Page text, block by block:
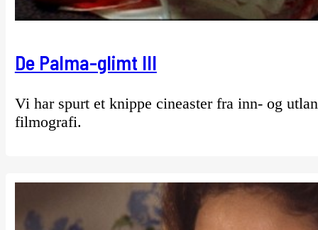
De Palma-glimt III
Vi har spurt et knippe cineaster fra inn- og
filmografi.